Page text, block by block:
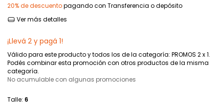
20% de descuentopagando con Transferencia o depósito
Ver más detalles
¡Llevá 2 y pagá 1!
Válido para este producto y todos los de la categoría: PROMOS 2 x 1.
Podés combinar esta promoción con otros productos de la misma
categoría.
No acumulable con algunas promociones
Talle: 6